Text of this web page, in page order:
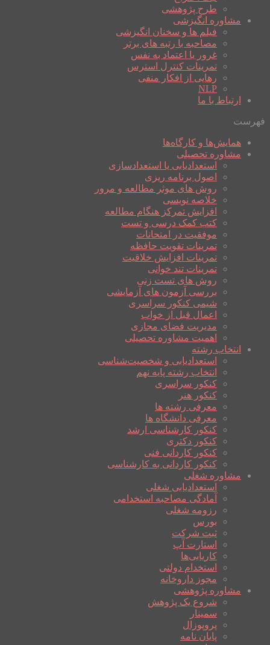
طرح پژوهشی
مشاوره انگیزشی
فیلم ها و سخنان انگیزشی
مصاحبه با رتبه های برتر
غرور یا اعتماد به نفس
تمرینات کنترل استرس
رهایی از افکار منفی
NLP
ارتباط با ما
فهرست
همایش‌ها و کارگاه‌ها
مشاوره تحصیلی
استعدادیابی یا استعدادسازی
اصول برنامه ریزی
روش های موثر مطالعه و مرور
خلاصه نویسی
افزایش تمرکز هنگام مطالعه
کتب کمک درسی و تست
موفقیت در امتحانات
تمرینات تقویت حافظه
تمرینات افزایش خلاقیت
تمرینات تند خوانی
روش های تست زنی
بررسی آزمون های آزمایشی
شیمی کنکور سراسری
اعمال قبل از خواب
مدیریت فضای مجازی
اهمیت مشاوره تحصیلی
انتخاب رشته
استعدادیابی و شخصیت‌شناسی
انتخاب رشته پایه نهم
کنکور سراسری
کنکور هنر
معرفی رشته ها
معرفی دانشگاه ها
کنکور کارشناسی ارشد
کنکور دکتری
کنکور کاردانی فنی
کنکور کاردانی به کارشناسی
مشاوره شغلی
استعدادیابی شغلی
آمادگی مصاحبه استخدامی
رزومه شغلی
بورس
ثبت شرکت
استارت آپ
کاریابی‌ها
استخدام دولتی
مجوز داروخانه
مشاوره پژوهشی
شروع یک پژوهش
سمینار
پروپوزال
پایان نامه